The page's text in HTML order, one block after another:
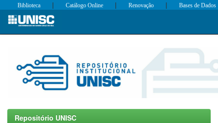
Skip
Biblioteca | Catálogo Online | Renovação | Bases de Dados
Repositório UNISC